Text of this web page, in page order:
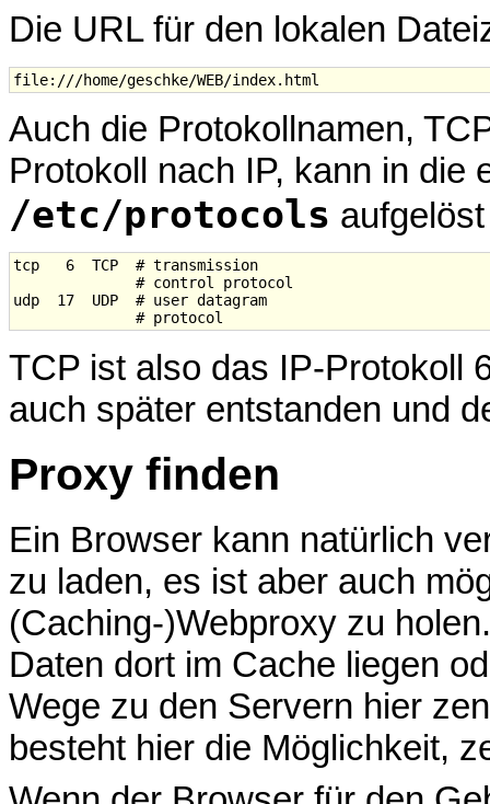
Die URL für den lokalen
Auch die Protokollnamen,
Protokoll nach IP, kann in die
/etc/protocols
tcp   6  TCP  # transmission
# control protocol
udp  17  UDP  # user datagram
TCP ist also das IP-Protokoll
auch später entstanden und
Proxy finden
Ein Browser kann natürlich
zu laden, es ist aber auch
(Caching-)Webproxy zu
Daten dort im Cache liegen
Wege zu den Servern hier
besteht hier die Möglichkeit,